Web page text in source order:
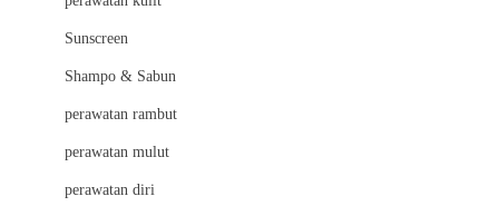
Little Miss Janis
London Taxi
Love To Dream
M
Magformers
Sunscreen
Shampo & Sabun
perawatan rambut
perawatan mulut
perawatan diri